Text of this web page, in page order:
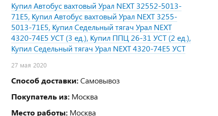
Купил Автобус вахтовый Урал NEXT 32552-5013-
71Е5, Купил Автобус вахтовый Урал NEXT 3255-
5013-71Е5, Купил Седельный тягач Урал NEXT
4320-74Е5 УСТ (3 ед.), Купил ППЦ 26-31 УСТ (2 ед.),
Купил Седельный тягач Урал NEXT 4320-74Е5 УСТ
27 мая 2020
Способ доставки:Самовывоз
Покупатель из: Москва
Место работы: Москва